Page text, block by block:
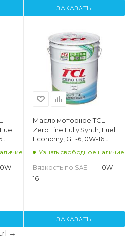
ЗАКАЗАТЬ
0W-
Масло моторное TCL
Zero Line Fully Synth, Fuel
Economy, GF-6, 0W-16
Узнать свободное наличие
Вязкость по SAE — 0W-
16
ЗАКАЗАТЬ
→